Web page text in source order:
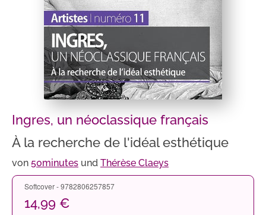
Ingres, un néoclassique français
À la recherche de l'idéal esthétique
von 50minutes und Thérèse Claeys
Softcover - 9782806257857
14,99 €